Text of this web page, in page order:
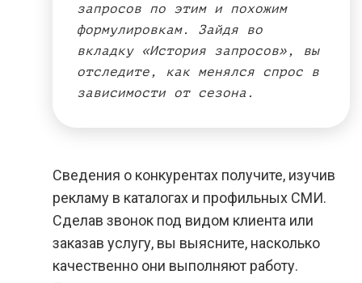
запросов по этим и похожим
формулировкам. Зайдя во
вкладку «История запросов», вы
отследите, как менялся спрос в
зависимости от сезона.
Сведения о конкурентах получите, изучив
рекламу в каталогах и профильных СМИ.
Сделав звонок под видом клиента или
заказав услугу, вы выясните, насколько
качественно они выполняют работу.